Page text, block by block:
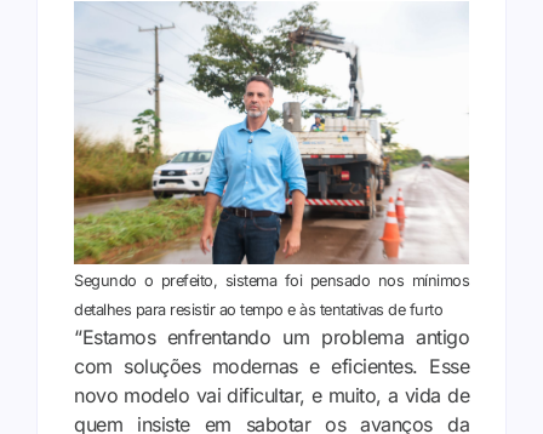
Segundo o prefeito, sistema foi pensado nos mínimos
detalhes para resistir ao tempo e às tentativas de furto
“Estamos enfrentando um problema antigo
com soluções modernas e eficientes. Esse
novo modelo vai dificultar, e muito, a vida de
quem insiste em sabotar os avanços da